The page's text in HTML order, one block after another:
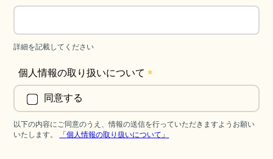
詳細を記載してください
個人情報の取り扱いについて
同意する
以下の内容にご同意のうえ、情報の送信を行っていただきますようお願い
いたします。
「個人情報の取り扱いについて」